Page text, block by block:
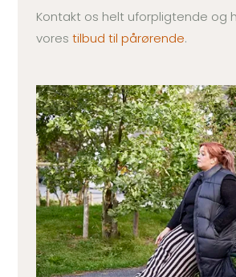
Kontakt os helt uforpligtende og
vores tilbud til pårørende.